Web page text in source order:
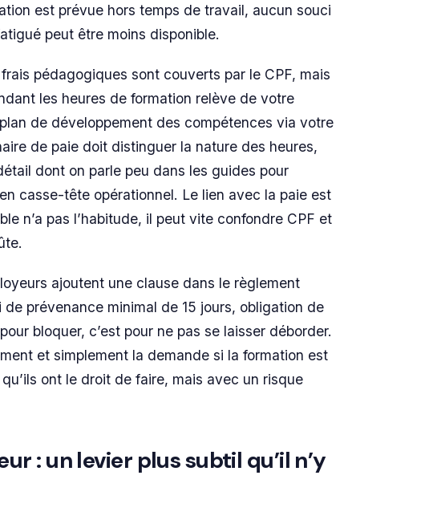
est prévue hors temps de travail, aucun souci
peut être moins disponible.
pédagogiques sont couverts par le CPF, mais
les heures de formation relève de votre
de développement des compétences via votre
de paie doit distinguer la nature des heures,
dont on parle peu dans les guides pour
casse-tête opérationnel. Le lien avec la paie est
n’a pas l’habitude, il peut vite confondre CPF et
ajoutent une clause dans le règlement
prévenance minimal de 15 jours, obligation de
bloquer, c’est pour ne pas se laisser déborder.
et simplement la demande si la formation est
ont le droit de faire, mais avec un risque
: un levier plus subtil qu’il n’y